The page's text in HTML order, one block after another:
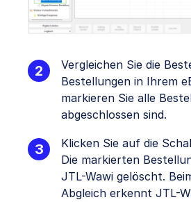
Vergleichen Sie die
Bestellungen in Ihrem
markieren Sie alle
abgeschlossen sind.
Klicken Sie auf die
Die markierten
JTL-Wawi gelöscht.
Abgleich erkennt JTL-